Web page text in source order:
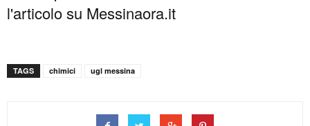
l'articolo su Messinaora.it
TAGS chimici ugl messina